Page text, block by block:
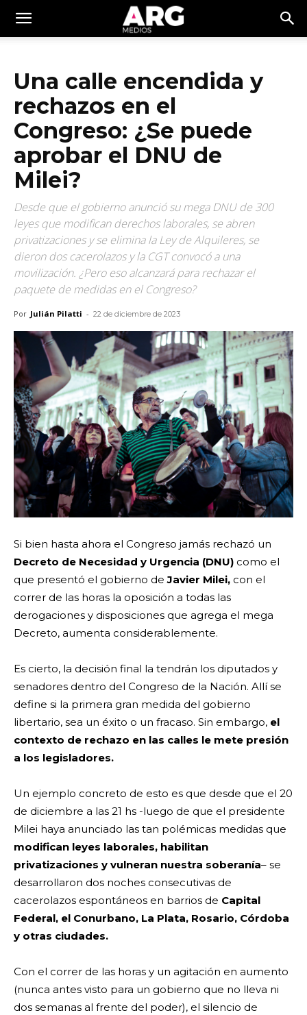
Una calle encendida y
rechazos en el
Congreso: ¿Se puede
aprobar el DNU de
Milei?
Desde que el gobierno anunció su mega DNU de 300
leyes que modifican derechos laborales, se abren
privatizaciones y se elimina la Ley de Alquileres, se
dieron dos cacerolazos y la CGT convocó a una
movilización. ¿Pero eso alcanzará para rechazar el
paquete de medidas en el Congreso?
Por Julián Pilatti - 22 de diciembre de 2023
Si bien hasta ahora el Congreso jamás rechazó un
Decreto de Necesidad y Urgencia (DNU) como el
que presentó el gobierno deJavier Milei, con el
correr de las horas la oposición a todas las
derogaciones y disposiciones que agrega el mega
Decreto, aumenta considerablemente.
Es cierto, la decisión final la tendrán los diputados y
senadores dentro del Congreso de la Nación. Allí se
define si la primera gran medida del gobierno
libertario, sea un éxito o un fracaso. Sin embargo, el
contexto de rechazo en las calles le mete presión
a los legisladores.
Un ejemplo concreto de esto es que desde que el 20
de diciembre a las 21 hs -luego de que el presidente
Milei haya anunciado las tan polémicas medidas que
modifican leyes laborales, habilitan
privatizaciones y vulneran nuestra soberanía– se
desarrollaron dos noches consecutivas de
cacerolazos espontáneos en barrios de Capital
Federal, el Conurbano, La Plata, Rosario, Córdoba
y otras ciudades.
Con el correr de las horas y un agitación en aumento
(nunca antes visto para un gobierno que no lleva ni
dos semanas al frente del poder), el silencio de